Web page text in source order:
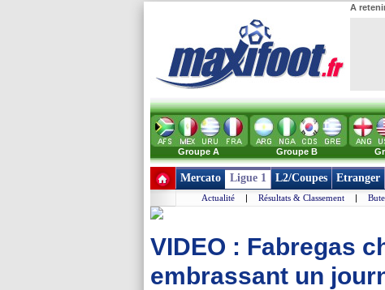
A
Groupe A Groupe B
Mercato Ligue 1 L2/Coupes Etranger
Actualité | Résultats & Classement |
VIDEO : Fabregas
embrassant un